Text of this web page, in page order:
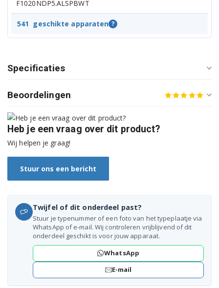
F1020NDP5.ALSPBWT
F1022ND.ABWPBAL
F1022SDP.ABWPBWT
F1047ND.ABWPEUA
F1047ND.ABWQECZ
F1048ND.ABWPBAL
F1048ND1.ABWPCOM
F1048QD.ABWPBAL
F1048QD.ABWPCOM
541 geschikte apparaten ?
Specificaties
Beoordelingen
Heb je een vraag over dit product?
Wij helpen je graag!
Stuur ons een bericht
Twijfel of dit onderdeel past?
Stuur je typenummer of een foto van het typeplaatje via
WhatsApp of e-mail. Wij controleren vrijblijvend of dit
onderdeel geschikt is voor jouw apparaat.
WhatsApp
E-mail